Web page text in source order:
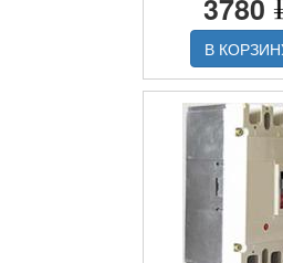
3780
В